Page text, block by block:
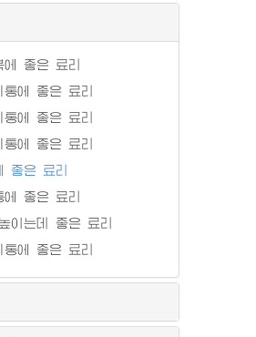
에 좋은 료리
통에 좋은 료리
통에 좋은 료리
통에 좋은 료리
좋은 료리
에 좋은 료리
이는데 좋은 료리
통에 좋은 료리